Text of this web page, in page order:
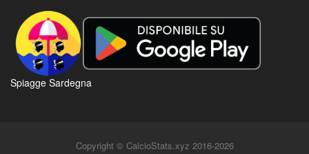
Spiagge Sardegna
Copyright © CalcioStats.xyz 2016-2026